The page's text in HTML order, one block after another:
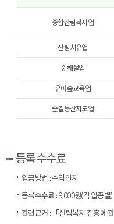
종합산림복지업
산림치유업
숲해설업
유아숲교육업
숲길등산지도업
등록수수료
입금방법 : 수입인지
등록수수료 : 9,000원(각 업종별)
관련근거 : 「산림복지 진흥에